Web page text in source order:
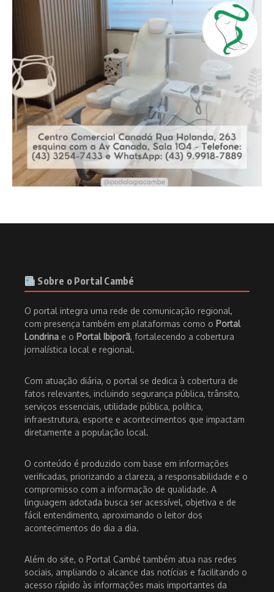
Sobre o Portal Cambé
O portal integra uma rede de comunicação regional,
com presença também em plataformas como o Portal
Londrina e o Portal Ibiporã, fortalecendo a cobertura
jornalística local e regional.
Com atuação diária, o portal se dedica à cobertura de
fatos relevantes, incluindo segurança pública, trânsito,
serviços essenciais, utilidade pública, política,
infraestrutura, esporte e acontecimentos que impactam
diretamente a população local.
O conteúdo é produzido com base em informações
verificadas, priorizando a clareza, a responsabilidade e o
compromisso com a informação de qualidade. A
linguagem adotada busca ser acessível, objetiva e de
fácil entendimento, aproximando o leitor dos
acontecimentos do dia a dia.
Além do site, o Portal Cambé também atua nas redes
sociais, ampliando o alcance das notícias e facilitando o
acesso rápido às informações mais importantes da